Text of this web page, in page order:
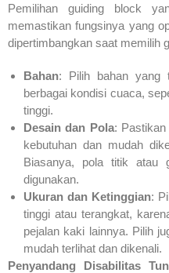
Pemilihan guiding block
memastikan fungsinya yang
dipertimbangkan saat memilih
Bahan: Pilih bahan yang
berbagai kondisi cuaca,
tinggi.
Desain dan Pola: Pastikan
kebutuhan dan mudah
Biasanya, pola titik atau
digunakan.
Ukuran dan Ketinggian:
tinggi atau terangkat,
pejalan kaki lainnya. Pilih
mudah terlihat dan dikenali.
Penyandang Disabilitas